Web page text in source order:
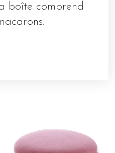
boîte comprend